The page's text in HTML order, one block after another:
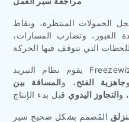
الحمولات المنتظرة، ونقاط
العبور، وتضارب المسارات،
جاهزية الفتح، والمسافة بين
، والتجاوز اليدوي
المُصمم بشكل صحيح سير